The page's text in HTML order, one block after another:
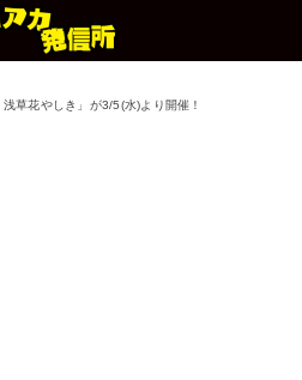
草花やしき」が3/5(水)より開催！